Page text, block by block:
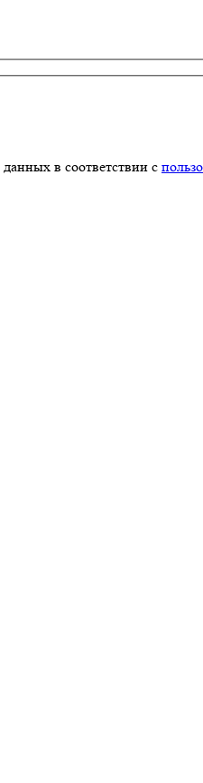
в соответствии с